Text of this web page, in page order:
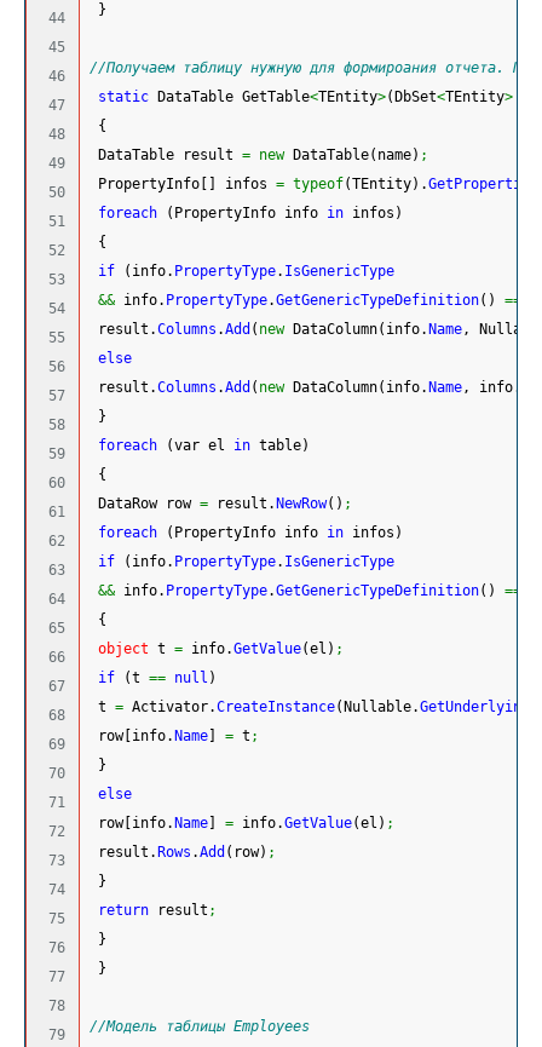
44
45
46
47
48
49
50
51
52
53
54
55
56
57
58
59
60
61
62
63
64
65
66
67
68
69
70
71
72
73
74
75
76
77
78
79
}
//Получаем таблицу нужную для формироания отчета.
static DataTable GetTable<TEntity>( DbSet<TEntity>
{
DataTable result = new DataTable( name) ;
PropertyInfo
infos = typeof(TEntity) .GetProperties
foreach
( PropertyInfo info in infos )
{
if
( info. PropertyType. IsGenericType
&& info. PropertyType.GetGenericTypeDefinition( ) ==
result.Columns .Add ( new DataColumn( info. Name,
else
result.Columns .Add ( new DataColumn( info. Name, info.
}
foreach
(var el in table)
{
DataRow row = result. NewRow( ) ;
foreach
( PropertyInfo info in infos )
if
( info. PropertyType. IsGenericType
&& info. PropertyType.GetGenericTypeDefinition( ) ==
{
object t = info.GetValue(el ) ;
if
(t == null )
t = Activator.CreateInstance( Nullable.
row[ info. Name = t ;
}
else
row[ info. Name = info.GetValue(el ) ;
result. Rows .Add ( row) ;
}
return result ;
}
}
//Модель таблицы Employees